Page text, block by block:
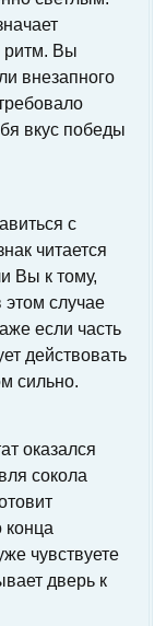
ритм. Вы
внезапного
вкус победы
с
читается
Вы к тому,
этом случае
если часть
действовать
сильно.
оказался
сокола
чувствуете
дверь к